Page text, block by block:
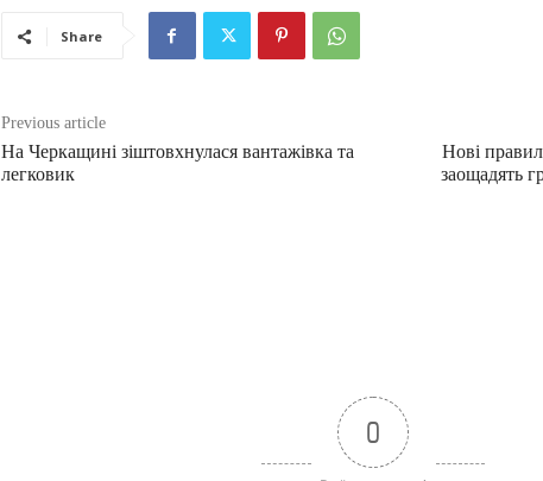
Share
Previous article
На Черкащині зіштовхнулася вантажівка та
легковик
Нові
заощадять
0